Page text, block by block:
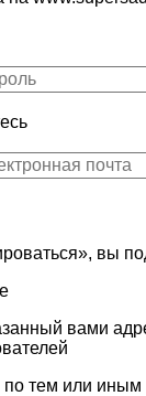
вы
вами
по тем или